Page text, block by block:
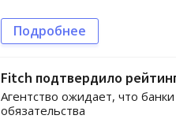
Подробнее
Fitch подтвердило
Агентство ожидает, что
обязательства